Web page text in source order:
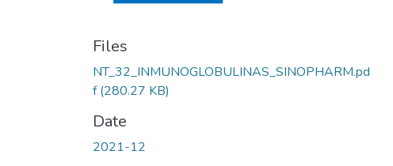
Files
NT_32_INMUNOGLOBULINAS_SINOPHARM.pd
f(280.27 KB)
Date
2021-12